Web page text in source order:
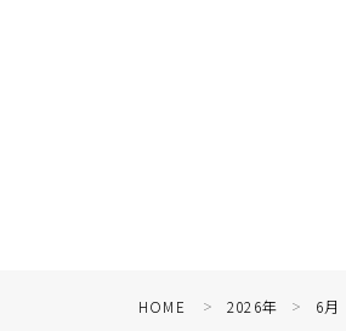
HOME ＞ 2026年 ＞ 6月